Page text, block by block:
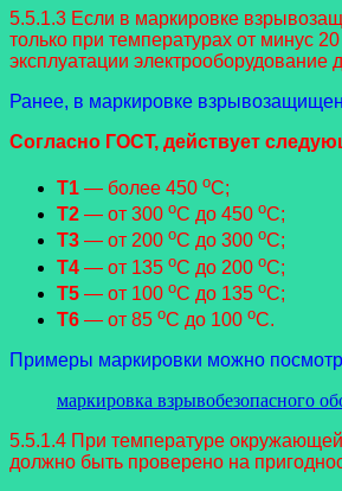
5.5.1.3 Если в маркировке
только при температурах от минус
эксплуатации электрооборудование
Ранее, в маркировке
Согласно ГОСТ, действует
Т1 — более 450 oС;
Т2 — от 300 oС до 450 oС;
Т3 — от 200 oС до 300 oС;
Т4 — от 135 oС до 200 oС;
Т5 — от 100 oС до 135 oС;
Т6 — от 85 oС до 100 oС.
Примеры маркировки можно
маркировка взрывобезопасного
5.5.1.4 При температуре
должно быть проверено на